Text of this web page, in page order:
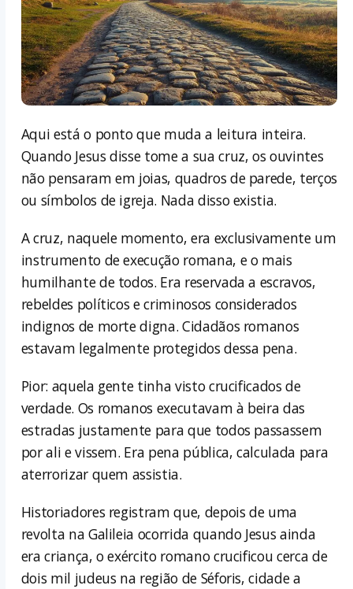
Aqui está o ponto que muda a leitura inteira.
Quando Jesus disse tome a sua cruz, os ouvintes
não pensaram em joias, quadros de parede, terços
ou símbolos de igreja. Nada disso existia.
A cruz, naquele momento, era exclusivamente um
instrumento de execução romana, e o mais
humilhante de todos. Era reservada a escravos,
rebeldes políticos e criminosos considerados
indignos de morte digna. Cidadãos romanos
estavam legalmente protegidos dessa pena.
Pior: aquela gente tinha visto crucificados de
verdade. Os romanos executavam à beira das
estradas justamente para que todos passassem
por ali e vissem. Era pena pública, calculada para
aterrorizar quem assistia.
Historiadores registram que, depois de uma
revolta na Galileia ocorrida quando Jesus ainda
era criança, o exército romano crucificou cerca de
dois mil judeus na região de Séforis, cidade a